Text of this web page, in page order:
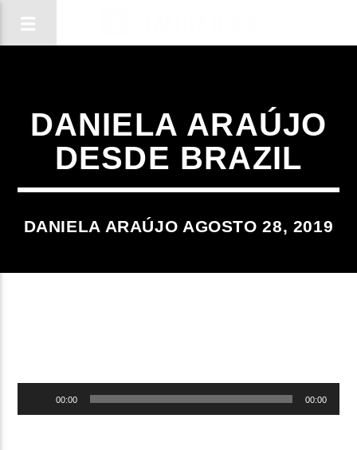
DANIELA ARAÚJO
DESDE BRAZIL
DANIELA ARAÚJO AGOSTO 28, 2019
00:00 00:00